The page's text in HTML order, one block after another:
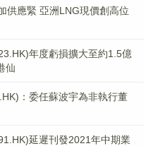
供應緊 亞洲LNG現價創高位
年度虧損擴大至約1.5億
仙
：委任蘇波宇為非執行董
延遲刊發2021年中期業